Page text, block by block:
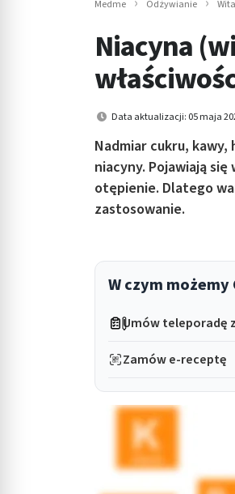
Medme Odżywianie
Niacyna
Data aktualizacji: 05 maja
Nadmiar cukru,
niacyny. Pojawiają
otępienie. Dlatego
zastosowanie.
W czym możemy
Umów teleporadę
Zamów e-receptę